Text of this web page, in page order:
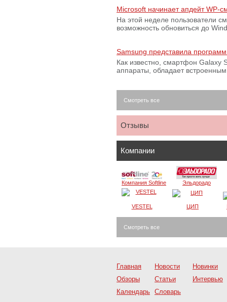
Microsoft начинает апдейт WP-
На этой неделе пользователи
возможность обновиться до
Samsung представила
Как известно, смартфон Galaxy
аппараты, обладает
Смотреть все
Отзывы
Компании
Компания Softline Эльдорадо
VESTEL ЦИП
Смотреть все
Главная Новости
Новинки
Обзоры
Статьи
Интервью
Календарь Словарь